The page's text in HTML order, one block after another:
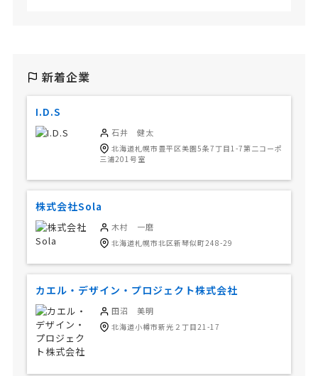
新着企業
I.D.S
石井 健太
北海道札幌市豊平区美園5条7丁目1-7第二コーポ
三浦201号室
株式会社Sola
木村 一磨
北海道札幌市北区新琴似町248-29
カエル・デザイン・プロジェクト株式会社
田沼 美明
北海道小樽市新光２丁目21-17